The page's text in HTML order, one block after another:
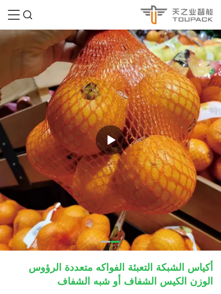
أكياس الشبكة التعبئة الفواكه متعددة الرؤوس
الوزن الكيس الشفاف أو شبه الشفاف